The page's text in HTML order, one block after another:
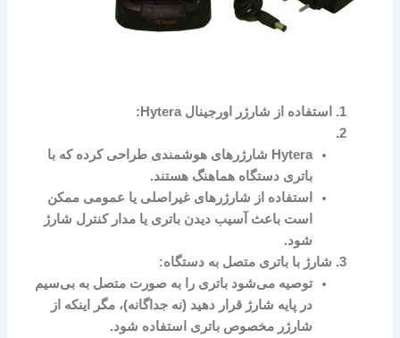
استفاده از شارژر اورجینال Hytera:
Hytera شارژرهای هوشمندی طراحی کرده که با
باتری دستگاه هماهنگ هستند.
استفاده از شارژرهای غیراصلی یا عمومی ممکن
است باعث آسیب دیدن باتری یا مدار کنترل شارژ
شود.
شارژ با باتری متصل به دستگاه:
توصیه می‌شود باتری را به صورت متصل به بی‌سیم
در پایه شارژ قرار دهید (نه جداگانه)، مگر اینکه از
شارژر مخصوص باتری استفاده شود.